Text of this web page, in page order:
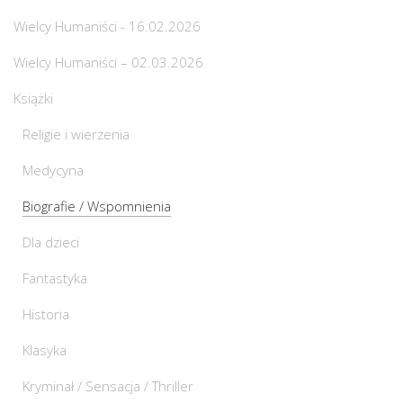
Wielcy Humaniści - 16.02.2026
Wielcy Humaniści – 02.03.2026
Książki
Religie i wierzenia
Medycyna
Biografie / Wspomnienia
Dla dzieci
Fantastyka
Historia
Klasyka
Kryminał / Sensacja / Thriller